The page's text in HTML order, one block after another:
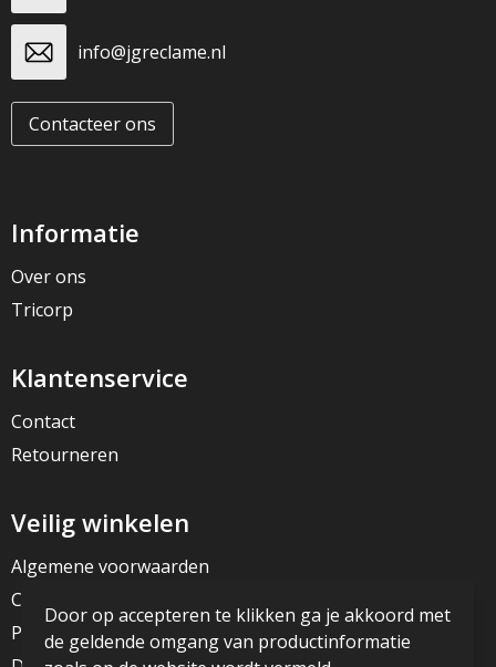
info@jgreclame.nl
Contacteer ons
Informatie
Over ons
Tricorp
Klantenservice
Contact
Retourneren
Veilig winkelen
Algemene voorwaarden
Cookieverklaring
Privacyverklaring
Door op accepteren te klikken ga je akkoord met
de geldende omgang van productinformatie